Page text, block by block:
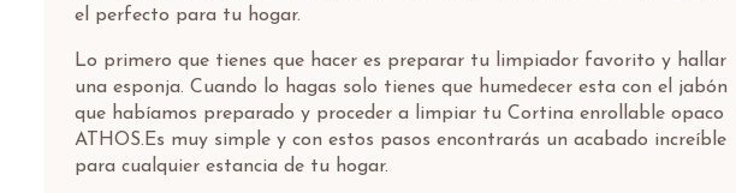
el perfecto para tu hogar.
Lo primero que tienes que hacer es preparar tu limpiador favorito y hallar
una esponja. Cuando lo hagas solo tienes que humedecer esta con el jabón
que habíamos preparado y proceder a limpiar tu Cortina enrollable opaco
ATHOS.Es muy simple y con estos pasos encontrarás un acabado increíble
para cualquier estancia de tu hogar.